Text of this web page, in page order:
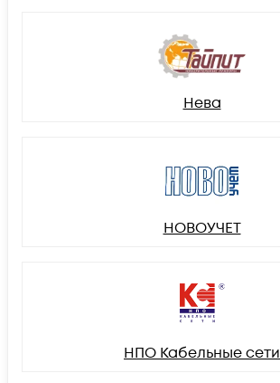
Нева
НОВОУЧЕТ
НПО Кабельные сети